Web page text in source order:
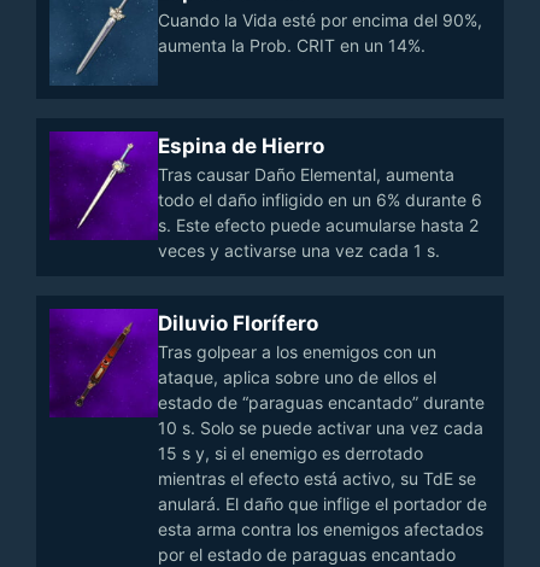
Cuando la Vida esté por encima del 90%,
aumenta la Prob. CRIT en un 14%.
Espina de Hierro
Tras causar Daño Elemental, aumenta
todo el daño infligido en un 6% durante 6
s. Este efecto puede acumularse hasta 2
veces y activarse una vez cada 1 s.
Diluvio Florífero
Tras golpear a los enemigos con un
ataque, aplica sobre uno de ellos el
estado de “paraguas encantado” durante
10 s. Solo se puede activar una vez cada
15 s y, si el enemigo es derrotado
mientras el efecto está activo, su TdE se
anulará. El daño que inflige el portador de
esta arma contra los enemigos afectados
por el estado de paraguas encantado